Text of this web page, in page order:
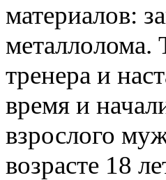
материалов:
металлолома.
тренера и
время и
взрослого
возрасте 18